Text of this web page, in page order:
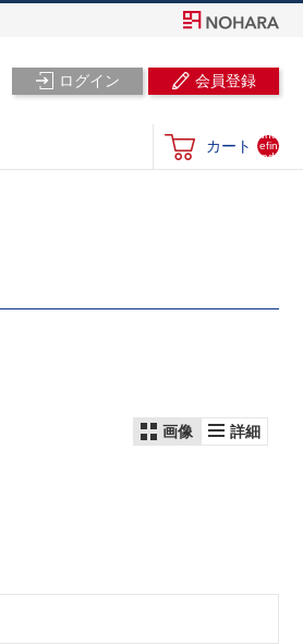
ログイン 会員登録
カート
und
efin
ed
画像 詳細